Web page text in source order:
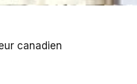
canadien